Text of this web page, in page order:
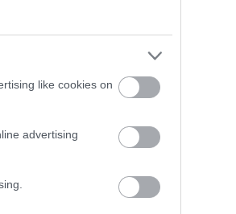
like cookies on
advertising
600-
mégis
építők
és
szeptember 7-én
a közönség a